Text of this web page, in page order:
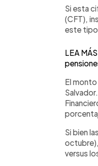
Si esta
(CFT),
este tipo
LEA
El
Si bien
versus